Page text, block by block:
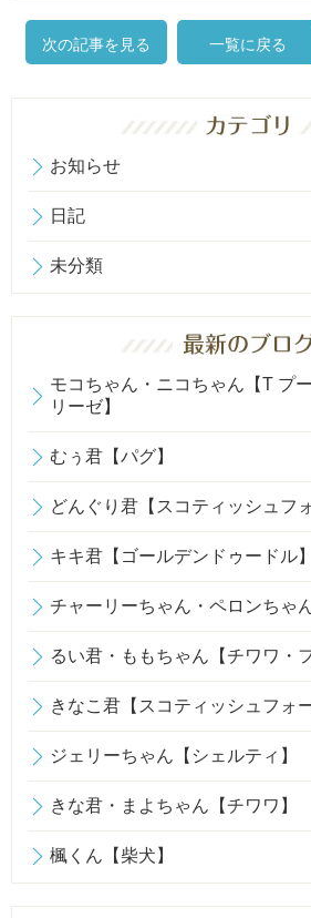
次の記事を見る 一覧に戻る
お知らせ
日記
未分類
モコちゃん・ニコちゃん【T プ
リーゼ】
むぅ君【パグ】
どんぐり君【スコティッシュフ
キキ君【ゴールデンドゥードル】
チャーリーちゃん・ペロンちゃ
るい君・ももちゃん【チワワ・
きなこ君【スコティッシュフォ
ジェリーちゃん【シェルティ】
きな君・まよちゃん【チワワ】
楓くん【柴犬】